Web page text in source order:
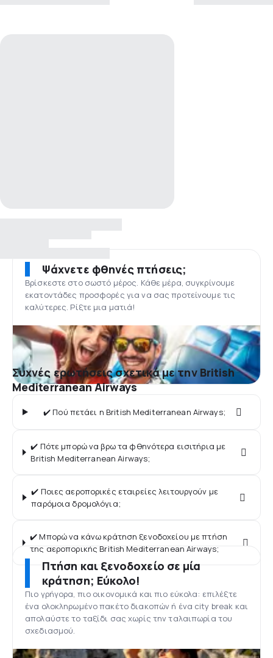
Ψάχνετε φθηνές πτήσεις;
Βρίσκεστε στο σωστό μέρος. Κάθε μέρα, συγκρίνουμε
εκατοντάδες προσφορές για να σας προτείνουμε τις
καλύτερες. Ρίξτε μια ματιά!
Συχνές ερωτήσεις σχετικά με την British
Mediterranean Airways
✔️ Πού πετάει η British Mediterranean Airways;
✔️ Πότε μπορώ να βρω τα φθηνότερα εισιτήρια με
British Mediterranean Airways;
✔️ Ποιες αεροπορικές εταιρείες λειτουργούν με
παρόμοια δρομολόγια;
✔️ Μπορώ να κάνω κράτηση ξενοδοχείου με πτήση
της αεροπορικής British Mediterranean Airways;
Πτήση και ξενοδοχείο σε μία
κράτηση; Εύκολο!
Πιο γρήγορα, πιο οικονομικά και πιο εύκολα: επιλέξτε
ένα ολοκληρωμένο πακέτο διακοπών ή ένα city break και
απολαύστε το ταξίδι σας χωρίς την ταλαιπωρία του
σχεδιασμού.